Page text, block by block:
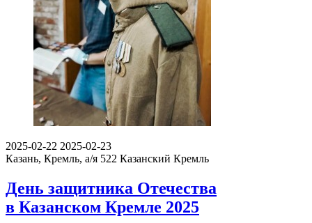
2025-02-22 2025-02-23
Казань, Кремль, а/я 522 Казанский Кремль
День защитника Отечества
в Казанском Кремле 2025